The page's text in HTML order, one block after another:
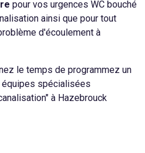
pour vos urgences WC bouché
ainsi que pour tout
d'écoulement à
le temps de programmez un
spécialisées
à Hazebrouck